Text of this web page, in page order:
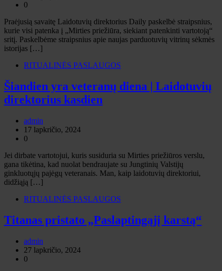
0
Praėjusią savaitę Laidotuvių direktorius Daily paskelbė straipsnius,
kurie visi patenka į „Mirties priežiūra, siekiant patenkinti vartotoją“
sritį. Paskelbėme straipsnius apie naujas parduotuvių vitrinų sėkmės
istorijas […]
RITUALINĖS PASLAUGOS
Šiandien yra veteranų diena | Laidotuvių
direktorius kasdien
admin
17 lapkričio, 2024
0
Jei dirbate vartotojui, kuris susiduria su Mirties priežiūros verslu,
gana tikėtina, kad nuolat bendraujate su Jungtinių Valstijų
ginkluotųjų pajėgų veteranais. Man, kaip laidotuvių direktoriui,
didžiąją […]
RITUALINĖS PASLAUGOS
Titanas pristato „Paslaptingąjį karstą“
admin
27 lapkričio, 2024
0